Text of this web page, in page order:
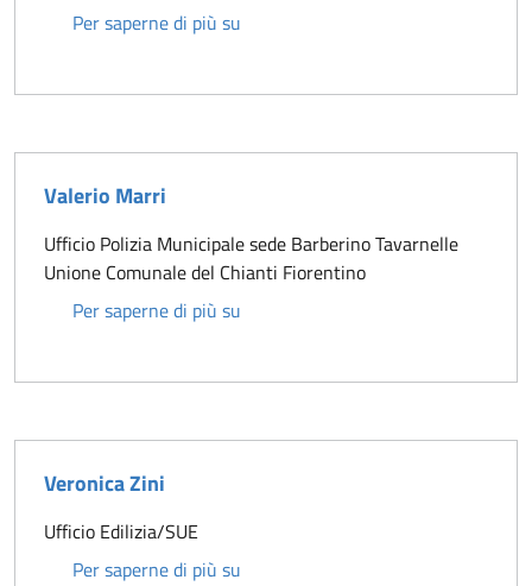
Per saperne di più su
Valerio Marri
Ufficio Polizia Municipale sede Barberino Tavarnelle
Unione Comunale del Chianti Fiorentino
Per saperne di più su
Veronica Zini
Ufficio Edilizia/SUE
Per saperne di più su